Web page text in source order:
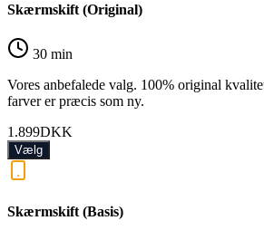
Skærmskift (Original)
30 min
Vores anbefalede valg. 100% original
farver er præcis som ny.
1.899DKK
Vælg
Skærmskift (Basis)